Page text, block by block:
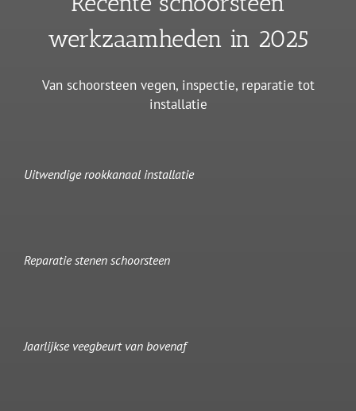
werkzaamheden in 2025
Van schoorsteen vegen, inspectie, reparatie tot
installatie
Uitwendige rookkanaal installatie
Reparatie stenen schoorsteen
Jaarlijkse veegbeurt van bovenaf